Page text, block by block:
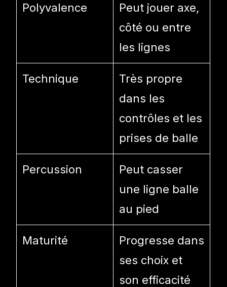
Polyvalence
Peut jouer axe,
côté ou entre
les lignes
Technique
Très propre
dans les
contrôles et les
prises de balle
Percussion
Peut casser
une ligne balle
au pied
Maturité
Progresse dans
ses choix et
son efficacité